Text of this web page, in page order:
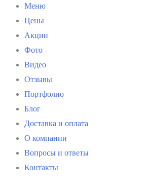
Меню
Цены
Акции
Фото
Видео
Отзывы
Портфолио
Блог
Доставка и оплата
О компании
Вопросы и ответы
Контакты